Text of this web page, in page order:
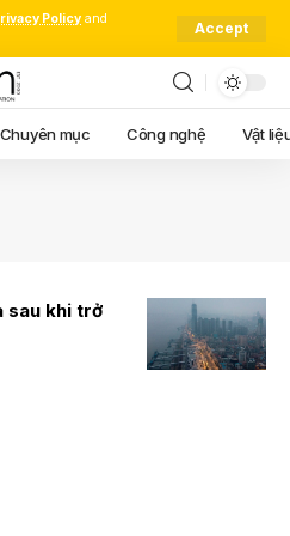
Policy and
Accept
Chuyên mục Công nghệ Vật
sau khi trở